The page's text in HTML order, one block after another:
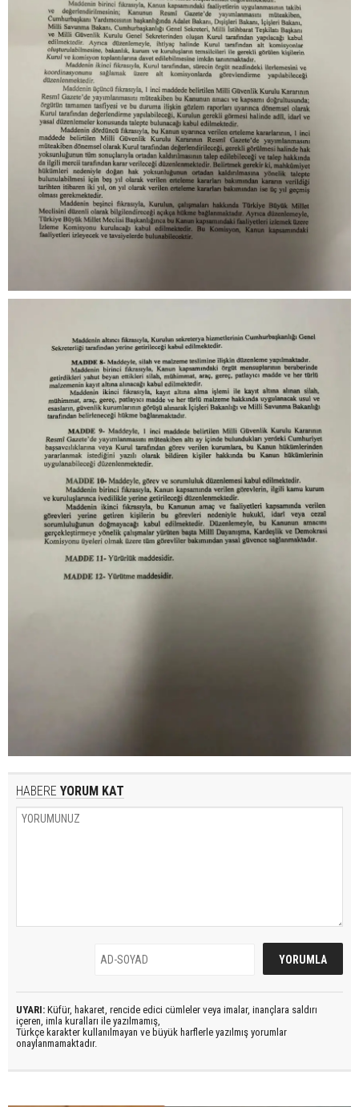
HABERE YORUM KAT
UYARI: Küfür, hakaret, rencide edici cümleler veya imalar, inançlara saldırı
içeren, imla kuralları ile yazılmamış,
Türkçe karakter kullanılmayan ve büyük harflerle yazılmış yorumlar
onaylanmamaktadır.